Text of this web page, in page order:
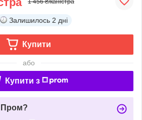
Залишилось 2 дні
Купити
або
Купити з
Пром?